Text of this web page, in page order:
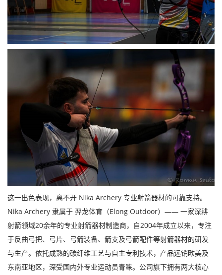
这一出色表现，离不开 Nika Archery 专业射箭器材的可靠支持。
Nika Archery 隶属于 羿龙体育（Elong Outdoor） —— 一家深耕
射箭领域20余年的专业射箭器材制造商，自2004年成立以来，专注
于反曲弓把、弓片、弓箭装备、箭支及弓箭配件等射箭器材的研发
与生产。依托成熟的碳纤维工艺与自主专利技术， 产品远销欧美及
东南亚地区，深受国内外专业运动员青睐。公司旗下拥有两大核心